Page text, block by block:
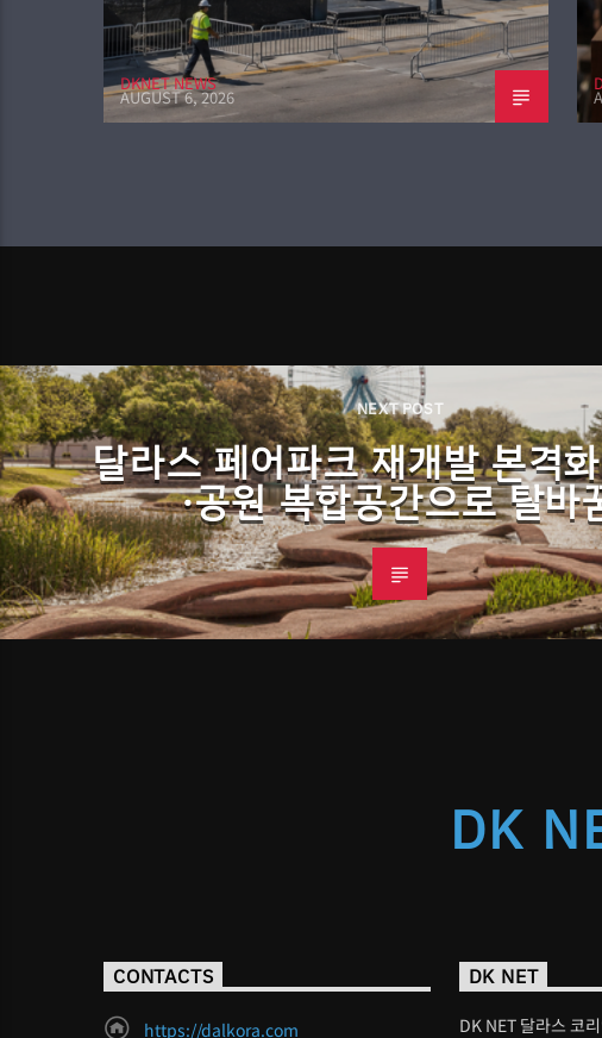
DKNET NEWS
AUGUST 6, 2026
NEXT POST
달라스 페어파크 재개발 본격
·공원 복합공간으로 탈바
DK
CONTACTS
https://dalkora.com
DK NET
DK NET 달라스 코